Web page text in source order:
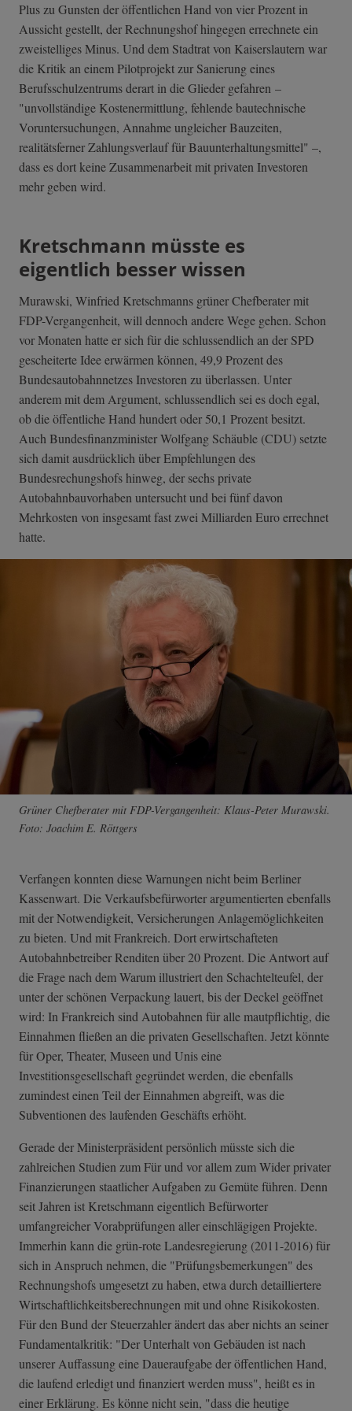
Plus zu Gunsten der öffentlichen Hand von vier Prozent in
Aussicht gestellt, der Rechnungshof hingegen errechnete ein
zweistelliges Minus. Und dem Stadtrat von Kaiserslautern war
die Kritik an einem Pilotprojekt zur Sanierung eines
Berufsschulzentrums derart in die Glieder gefahren –
"unvollständige Kostenermittlung, fehlende bautechnische
Voruntersuchungen, Annahme ungleicher Bauzeiten,
realitätsferner Zahlungsverlauf für Bauunterhaltungsmittel" –,
dass es dort keine Zusammenarbeit mit privaten Investoren
mehr geben wird.
Kretschmann müsste es
eigentlich besser wissen
Murawski, Winfried Kretschmanns grüner Chefberater mit
FDP-Vergangenheit, will dennoch andere Wege gehen. Schon
vor Monaten hatte er sich für die schlussendlich an der SPD
gescheiterte Idee erwärmen können, 49,9 Prozent des
Bundesautobahnnetzes Investoren zu überlassen. Unter
anderem mit dem Argument, schlussendlich sei es doch egal,
ob die öffentliche Hand hundert oder 50,1 Prozent besitzt.
Auch Bundesfinanzminister Wolfgang Schäuble (CDU) setzte
sich damit ausdrücklich über Empfehlungen des
Bundesrechungshofs hinweg, der sechs private
Autobahnbauvorhaben untersucht und bei fünf davon
Mehrkosten von insgesamt fast zwei Milliarden Euro errechnet
hatte.
Grüner Chefberater mit FDP-Vergangenheit: Klaus-Peter Murawski.
Foto: Joachim E. Röttgers
Verfangen konnten diese Warnungen nicht beim Berliner
Kassenwart. Die Verkaufsbefürworter argumentierten ebenfalls
mit der Notwendigkeit, Versicherungen Anlagemöglichkeiten
zu bieten. Und mit Frankreich. Dort erwirtschafteten
Autobahnbetreiber Renditen über 20 Prozent. Die Antwort auf
die Frage nach dem Warum illustriert den Schachtelteufel, der
unter der schönen Verpackung lauert, bis der Deckel geöffnet
wird: In Frankreich sind Autobahnen für alle mautpflichtig, die
Einnahmen fließen an die privaten Gesellschaften. Jetzt könnte
für Oper, Theater, Museen und Unis eine
Investitionsgesellschaft gegründet werden, die ebenfalls
zumindest einen Teil der Einnahmen abgreift, was die
Subventionen des laufenden Geschäfts erhöht.
Gerade der Ministerpräsident persönlich müsste sich die
zahlreichen Studien zum Für und vor allem zum Wider privater
Finanzierungen staatlicher Aufgaben zu Gemüte führen. Denn
seit Jahren ist Kretschmann eigentlich Befürworter
umfangreicher Vorabprüfungen aller einschlägigen Projekte.
Immerhin kann die grün-rote Landesregierung (2011-2016) für
sich in Anspruch nehmen, die "Prüfungsbemerkungen" des
Rechnungshofs umgesetzt zu haben, etwa durch detailliertere
Wirtschaftlichk­eitsberechnunge­n mit und ohne Risikokosten.
Für den Bund der Steuerzahler ändert das aber nichts an seiner
Fundamentalkritik: "Der Unterhalt von Gebäuden ist nach
unserer Auffassung eine Daueraufgabe der öffentlichen Hand,
die laufend erledigt und finanziert werden muss", heißt es in
einer Erklärung. Es könne nicht sein, "dass die heutige